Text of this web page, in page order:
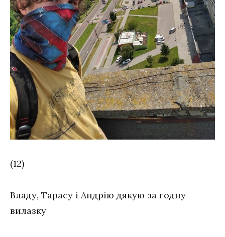
(12)
Владу, Тарасу і Андрію дякую за годну
вилазку